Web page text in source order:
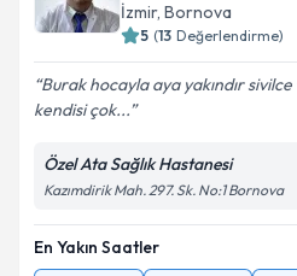
İzmir, Bornova
5 (13 Değerlendirme)
Burak hocayla aya yakındır
kendisi çok...
Özel Ata Sağlık Hastanesi
Kazımdirik Mah. 297. Sk. No:1 Bornova
En Yakın Saatler